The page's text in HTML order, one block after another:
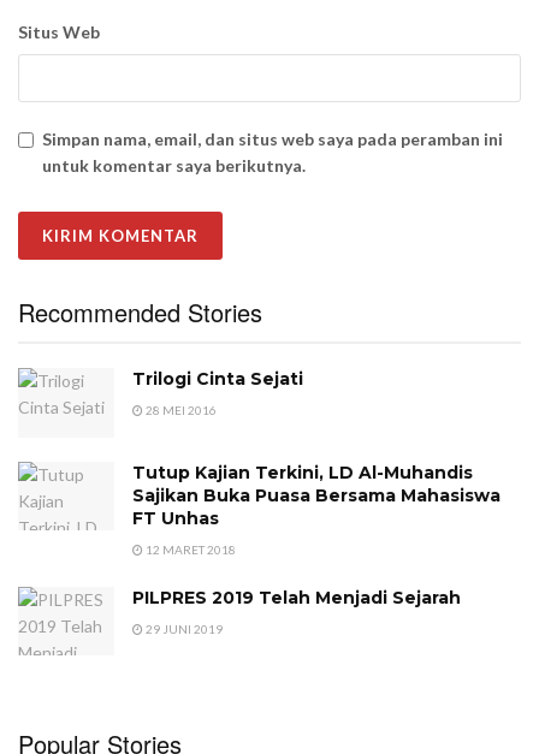
Situs Web
Simpan nama, email, dan situs web saya pada peramban ini
untuk komentar saya berikutnya.
Recommended Stories
Trilogi Cinta Sejati
28 MEI 2016
Tutup Kajian Terkini, LD Al-Muhandis
Sajikan Buka Puasa Bersama Mahasiswa
FT Unhas
12 MARET 2018
PILPRES 2019 Telah Menjadi Sejarah
29 JUNI 2019
Popular Stories